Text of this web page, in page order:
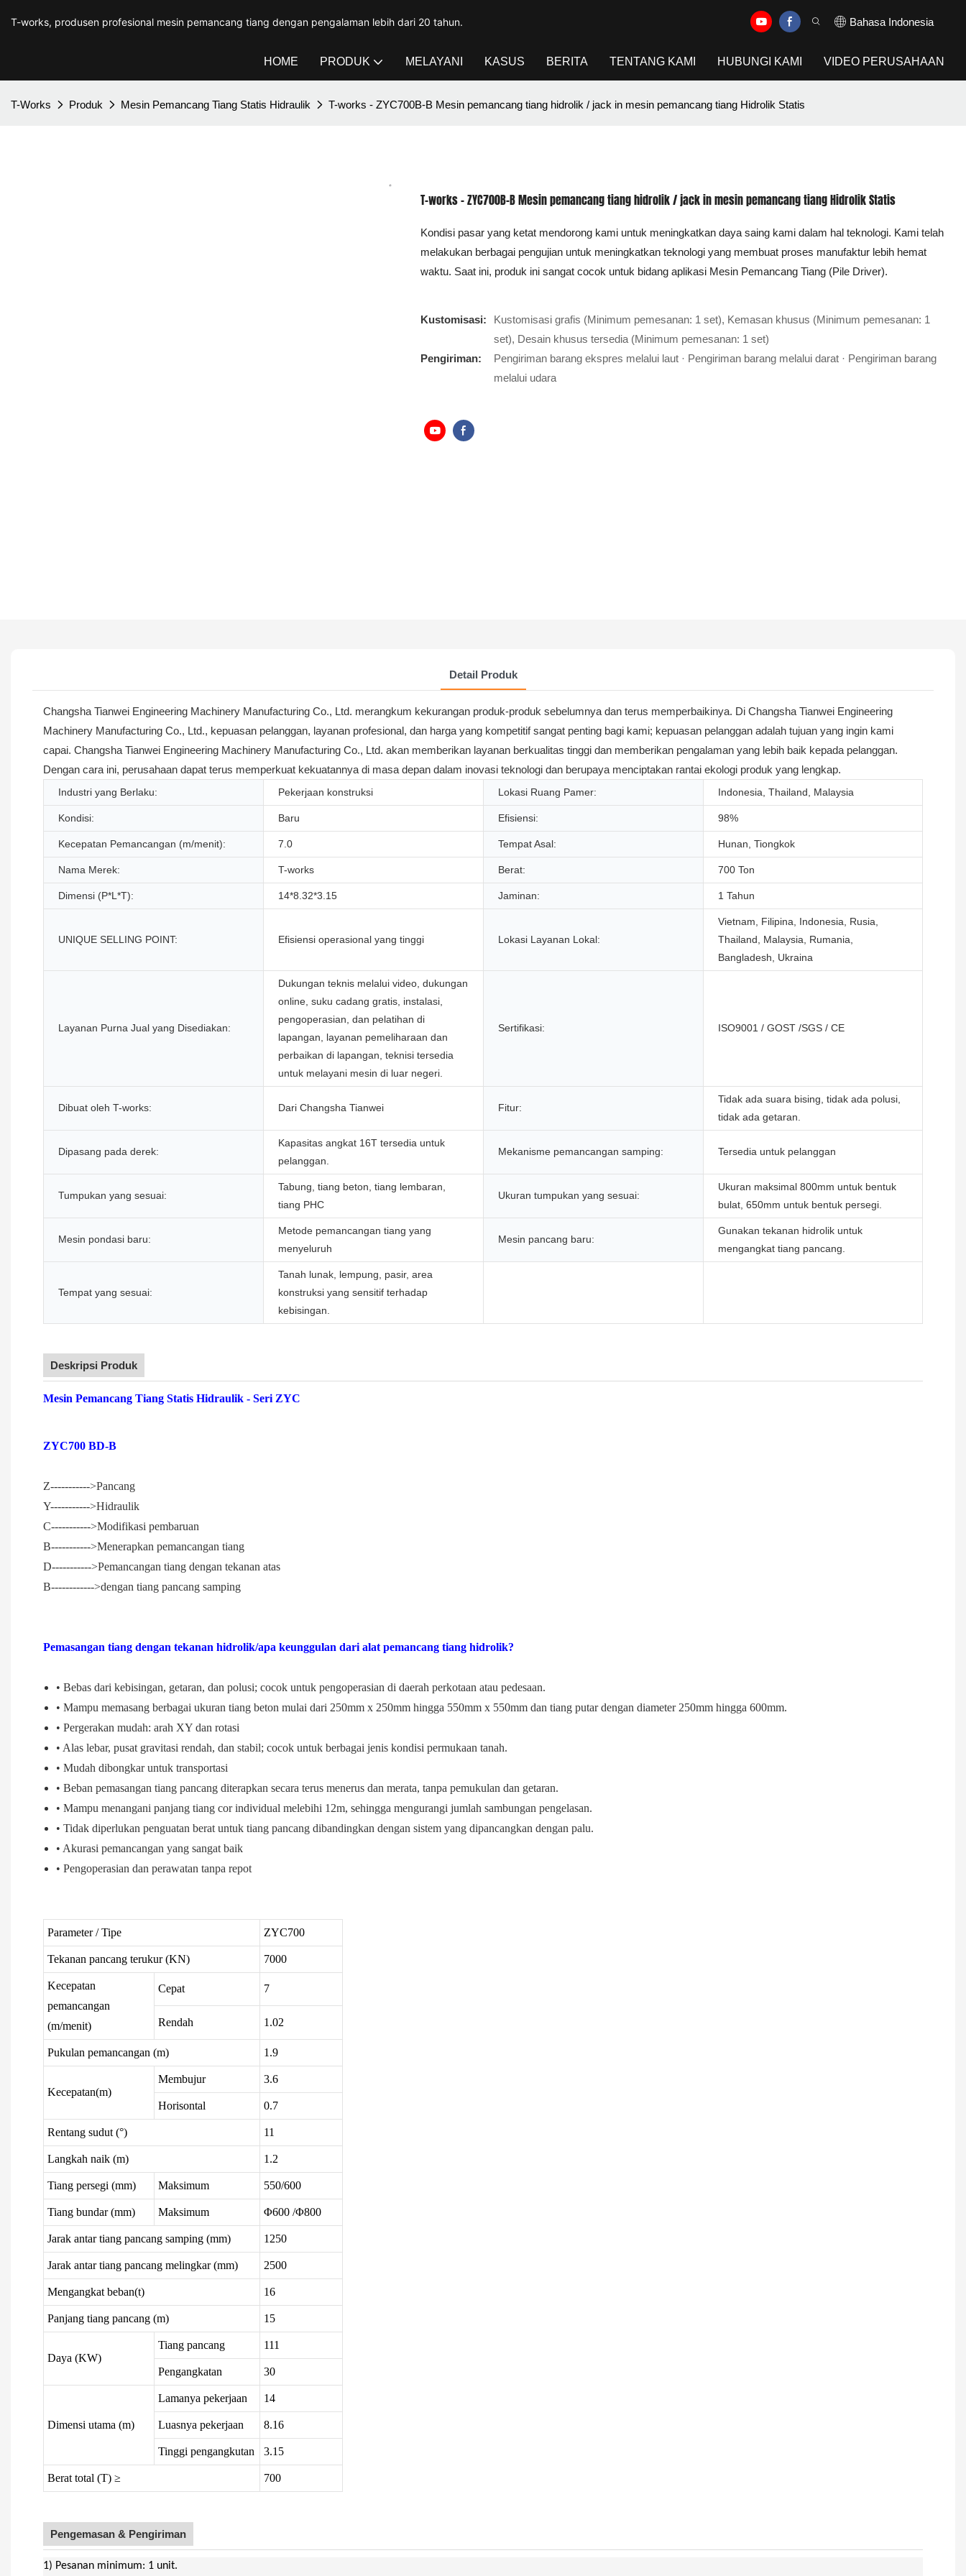
T-works, produsen profesional mesin pemancang tiang dengan pengalaman lebih dari 20 tahun. Bahasa Indonesia
HOME PRODUK MELAYANI KASUS BERITA TENTANG KAMI HUBUNGI KAMI VIDEO PERUSAHAAN
T-Works Produk Mesin Pemancang Tiang Statis Hidraulik T-works - ZYC700B-B Mesin pemancang tiang hidrolik / jack in mesin pemancang tiang Hidrolik Statis
T-works - ZYC700B-B Mesin pemancang tiang hidrolik / jack in mesin pemancang tiang Hidrolik Statis
Kondisi pasar yang ketat mendorong kami untuk meningkatkan daya saing kami dalam hal teknologi. Kami telah
melakukan berbagai pengujian untuk meningkatkan teknologi yang membuat proses manufaktur lebih hemat
waktu. Saat ini, produk ini sangat cocok untuk bidang aplikasi Mesin Pemancang Tiang (Pile Driver).
Kustomisasi:
Kustomisasi grafis (Minimum pemesanan: 1 set), Kemasan khusus (Minimum pemesanan: 1
set), Desain khusus tersedia (Minimum pemesanan: 1 set)
Pengiriman:
Pengiriman barang ekspres melalui laut · Pengiriman barang melalui darat · Pengiriman barang
melalui udara
Detail Produk
Changsha Tianwei Engineering Machinery Manufacturing Co., Ltd. merangkum kekurangan produk-produk sebelumnya dan terus memperbaikinya. Di Changsha Tianwei Engineering
Machinery Manufacturing Co., Ltd., kepuasan pelanggan, layanan profesional, dan harga yang kompetitif sangat penting bagi kami; kepuasan pelanggan adalah tujuan yang ingin kami
capai. Changsha Tianwei Engineering Machinery Manufacturing Co., Ltd. akan memberikan layanan berkualitas tinggi dan memberikan pengalaman yang lebih baik kepada pelanggan.
Dengan cara ini, perusahaan dapat terus memperkuat kekuatannya di masa depan dalam inovasi teknologi dan berupaya menciptakan rantai ekologi produk yang lengkap.
Industri yang Berlaku: Pekerjaan konstruksi Lokasi Ruang Pamer: Indonesia, Thailand, Malaysia
Kondisi: Baru Efisiensi: 98%
Kecepatan Pemancangan (m/menit): 7.0 Tempat Asal: Hunan, Tiongkok
Nama Merek: T-works Berat: 700 Ton
Dimensi (P*L*T): 14*8.32*3.15 Jaminan: 1 Tahun
UNIQUE SELLING POINT: Efisiensi operasional yang tinggi Lokasi Layanan Lokal:
Vietnam, Filipina, Indonesia, Rusia,
Thailand, Malaysia, Rumania,
Bangladesh, Ukraina
Layanan Purna Jual yang Disediakan:
Dukungan teknis melalui video, dukungan
online, suku cadang gratis, instalasi,
pengoperasian, dan pelatihan di
lapangan, layanan pemeliharaan dan
perbaikan di lapangan, teknisi tersedia
untuk melayani mesin di luar negeri.
Sertifikasi: ISO9001 / GOST /SGS / CE
Dibuat oleh T-works: Dari Changsha Tianwei Fitur:
Tidak ada suara bising, tidak ada polusi,
tidak ada getaran.
Dipasang pada derek:
Kapasitas angkat 16T tersedia untuk
pelanggan.
Mekanisme pemancangan samping: Tersedia untuk pelanggan
Tumpukan yang sesuai:
Tabung, tiang beton, tiang lembaran,
tiang PHC
Ukuran tumpukan yang sesuai:
Ukuran maksimal 800mm untuk bentuk
bulat, 650mm untuk bentuk persegi.
Mesin pondasi baru:
Metode pemancangan tiang yang
menyeluruh
Mesin pancang baru:
Gunakan tekanan hidrolik untuk
mengangkat tiang pancang.
Tempat yang sesuai:
Tanah lunak, lempung, pasir, area
konstruksi yang sensitif terhadap
kebisingan.
Deskripsi Produk
Mesin Pemancang Tiang Statis Hidraulik - Seri ZYC
ZYC700 BD-B
Z----------->Pancang
Y----------->Hidraulik
C----------->Modifikasi pembaruan
B----------->Menerapkan pemancangan tiang
D----------->Pemancangan tiang dengan tekanan atas
B------------>dengan tiang pancang samping
Pemasangan tiang dengan tekanan hidrolik/apa keunggulan dari alat pemancang tiang hidrolik?
• Bebas dari kebisingan, getaran, dan polusi; cocok untuk pengoperasian di daerah perkotaan atau pedesaan.
• Mampu memasang berbagai ukuran tiang beton mulai dari 250mm x 250mm hingga 550mm x 550mm dan tiang putar dengan diameter 250mm hingga 600mm.
• Pergerakan mudah: arah XY dan rotasi
• Alas lebar, pusat gravitasi rendah, dan stabil; cocok untuk berbagai jenis kondisi permukaan tanah.
• Mudah dibongkar untuk transportasi
• Beban pemasangan tiang pancang diterapkan secara terus menerus dan merata, tanpa pemukulan dan getaran.
• Mampu menangani panjang tiang cor individual melebihi 12m, sehingga mengurangi jumlah sambungan pengelasan.
• Tidak diperlukan penguatan berat untuk tiang pancang dibandingkan dengan sistem yang dipancangkan dengan palu.
• Akurasi pemancangan yang sangat baik
• Pengoperasian dan perawatan tanpa repot
Parameter / Tipe ZYC700
Tekanan pancang terukur (KN) 7000
Kecepatan
pemancangan
(m/menit)
Cepat 7
Rendah 1.02
Pukulan pemancangan (m) 1.9
Kecepatan(m)
Membujur 3.6
Horisontal 0.7
Rentang sudut (°) 11
Langkah naik (m) 1.2
Tiang persegi (mm) Maksimum 550/600
Tiang bundar (mm) Maksimum Φ600 /Φ800
Jarak antar tiang pancang samping (mm) 1250
Jarak antar tiang pancang melingkar (mm) 2500
Mengangkat beban(t) 16
Panjang tiang pancang (m) 15
Daya (KW)
Tiang pancang 111
Pengangkatan 30
Dimensi utama (m)
Lamanya pekerjaan 14
Luasnya pekerjaan 8.16
Tinggi pengangkutan 3.15
Berat total (T) ≥ 700
Pengemasan & Pengiriman
1) Pesanan minimum: 1 unit.